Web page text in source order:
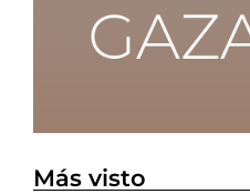
Más visto